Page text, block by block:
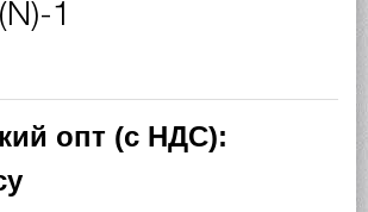
1
опт (с НДС):